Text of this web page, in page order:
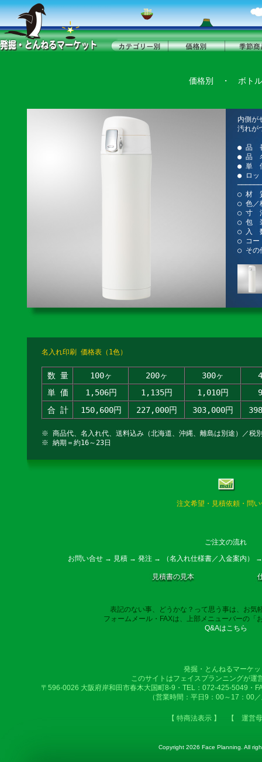
価格別 ・ ボトル
内側が
汚れが
● 品
● 品
● 単
● ロッ
○ 材
○ 色／
○ 寸
○ 包
○ 入
○ コー
○ その
名入れ印刷 価格表（1色）
数 量 100ヶ 200ヶ 300ヶ
単 価
1,506円 1,135円 1,010円
合 計
150,600円 227,000円 303,000円
※ 商品代、名入れ代、送料込み（北海道、沖縄、離島は別途）／税
※ 納期＝約16～23日
注文希望・見積依頼・問
ご注文の流れ
お問い合せ → 見積 → 発注 → （名入れ仕様書／入金案内）
見積書の見本
表記のない事、どうかな？って思う事は、お気
フォームメール・FAXは、上部メニューバーの「
Q&Aはこちら
発掘・とんねるマーケ
このサイトはフェイスプランニングが運
〒596-0026 大阪府岸和田市春木大国町8-9・TEL：072-425-5049・
（営業時間：平日9：00～17：00
【 特商法表示 】 【 運営
Copyright 2026 Face Planning. All